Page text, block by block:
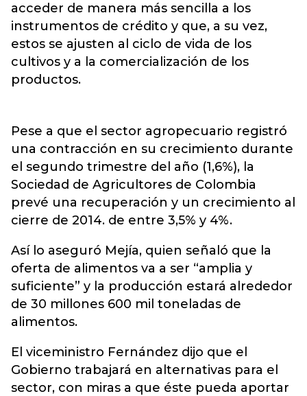
acceder de manera más sencilla a los
instrumentos de crédito y que, a su vez,
estos se ajusten al ciclo de vida de los
cultivos y a la comercialización de los
productos.
Pese a que el sector agropecuario registró
una contracción en su crecimiento durante
el segundo trimestre del año (1,6%), la
Sociedad de Agricultores de Colombia
prevé una recuperación y un crecimiento al
cierre de 2014. de entre 3,5% y 4%.
Así lo aseguró Mejía, quien señaló que la
oferta de alimentos va a ser “amplia y
suficiente” y la producción estará alrededor
de 30 millones 600 mil toneladas de
alimentos.
El viceministro Fernández dijo que el
Gobierno trabajará en alternativas para el
sector, con miras a que éste pueda aportar